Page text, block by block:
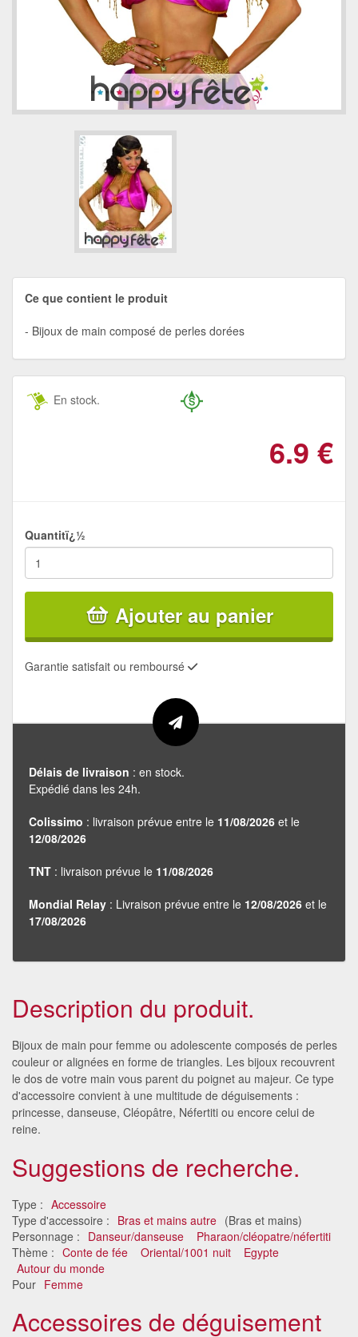
Ce que contient le produit
Bijoux de main composé de perles dorées
En stock.
6.9 €
Quantitï¿½
Ajouter au panier
Garantie satisfait ou remboursé
Délais de livraison : en stock.
Expédié dans les 24h.
Colissimo : livraison prévue entre le 11/08/2026 et le
12/08/2026
TNT : livraison prévue le 11/08/2026
Mondial Relay : Livraison prévue entre le 12/08/2026 et le
17/08/2026
Description du produit.
Bijoux de main pour femme ou adolescente composés de perles
couleur or alignées en forme de triangles. Les bijoux recouvrent
le dos de votre main vous parent du poignet au majeur. Ce type
d'accessoire convient à une multitude de déguisements :
princesse, danseuse, Cléopâtre, Néfertiti ou encore celui de
reine.
Suggestions de recherche.
Type : Accessoire
Type d'accessoire : Bras et mains autre (Bras et mains)
Personnage : Danseur/danseuse
Pharaon/cléopatre/néfertiti
Thème : Conte de fée Oriental/1001 nuit
Egypte
Autour du monde
Pour Femme
Accessoires de déguisement